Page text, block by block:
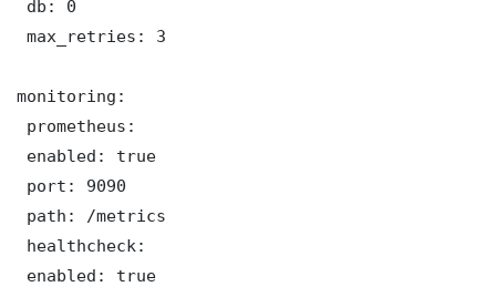
db: 0
max_retries: 3
monitoring:
prometheus:
enabled: true
port: 9090
path: /metrics
healthcheck:
enabled: true